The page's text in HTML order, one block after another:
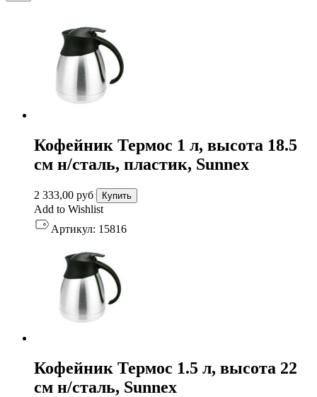
Кофейник Термос 1 л, высота 18.5
см н/сталь, пластик, Sunnex
2 333,00 руб Купить
Add to Wishlist
Артикул: 15816
Кофейник Термос 1.5 л, высота 22
см н/сталь, Sunnex